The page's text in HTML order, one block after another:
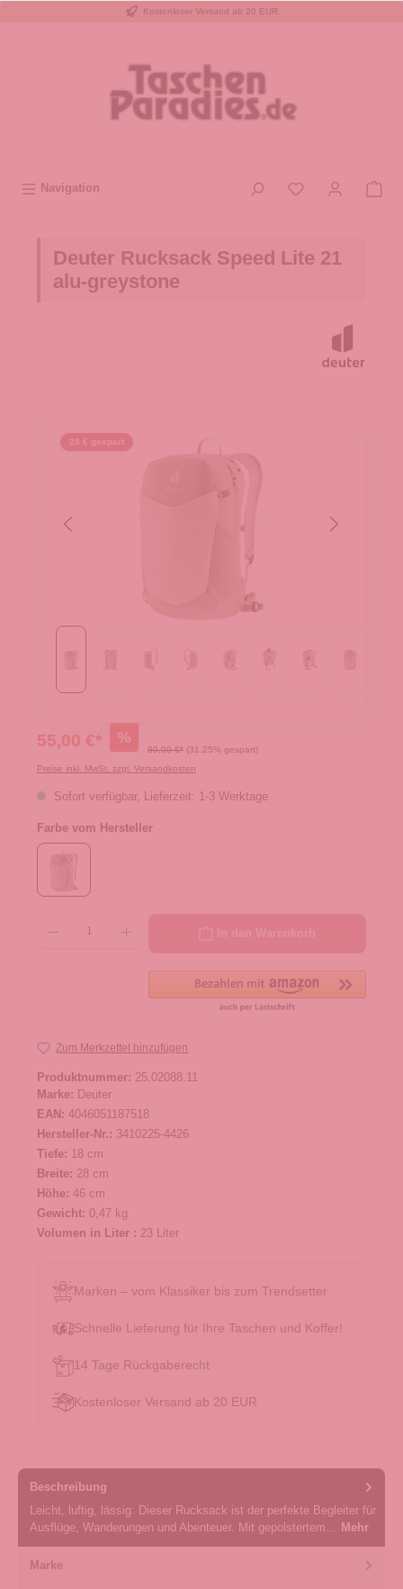
Kostenloser Versand ab 20 EUR
Navigation
Deuter Rucksack Speed Lite 21
alu-greystone
25 € gespart
55,00 €* %
80,00 €* (31.25% gespart)
Preise inkl. MwSt. zzgl. Versandkosten
Sofort verfügbar, Lieferzeit: 1-3 Werktage
Farbe vom Hersteller
Zum Merkzettel hinzufügen
Produktnummer: 25.02088.11
Marke: Deuter
EAN: 4046051187518
Hersteller-Nr.: 3410225-4426
Tiefe: 18 cm
Breite: 28 cm
Höhe: 46 cm
Gewicht: 0,47 kg
Volumen in Liter : 23 Liter
Marken – vom Klassiker bis zum Trendsetter
Schnelle Lieferung für Ihre Taschen und Koffer!
14 Tage Rückgaberecht
Kostenloser Versand ab 20 EUR
Beschreibung
Leicht, luftig, lässig: Dieser Rucksack ist der perfekte Begleiter für
Ausflüge, Wanderungen und Abenteuer. Mit gepolstertem…
Mehr
Marke